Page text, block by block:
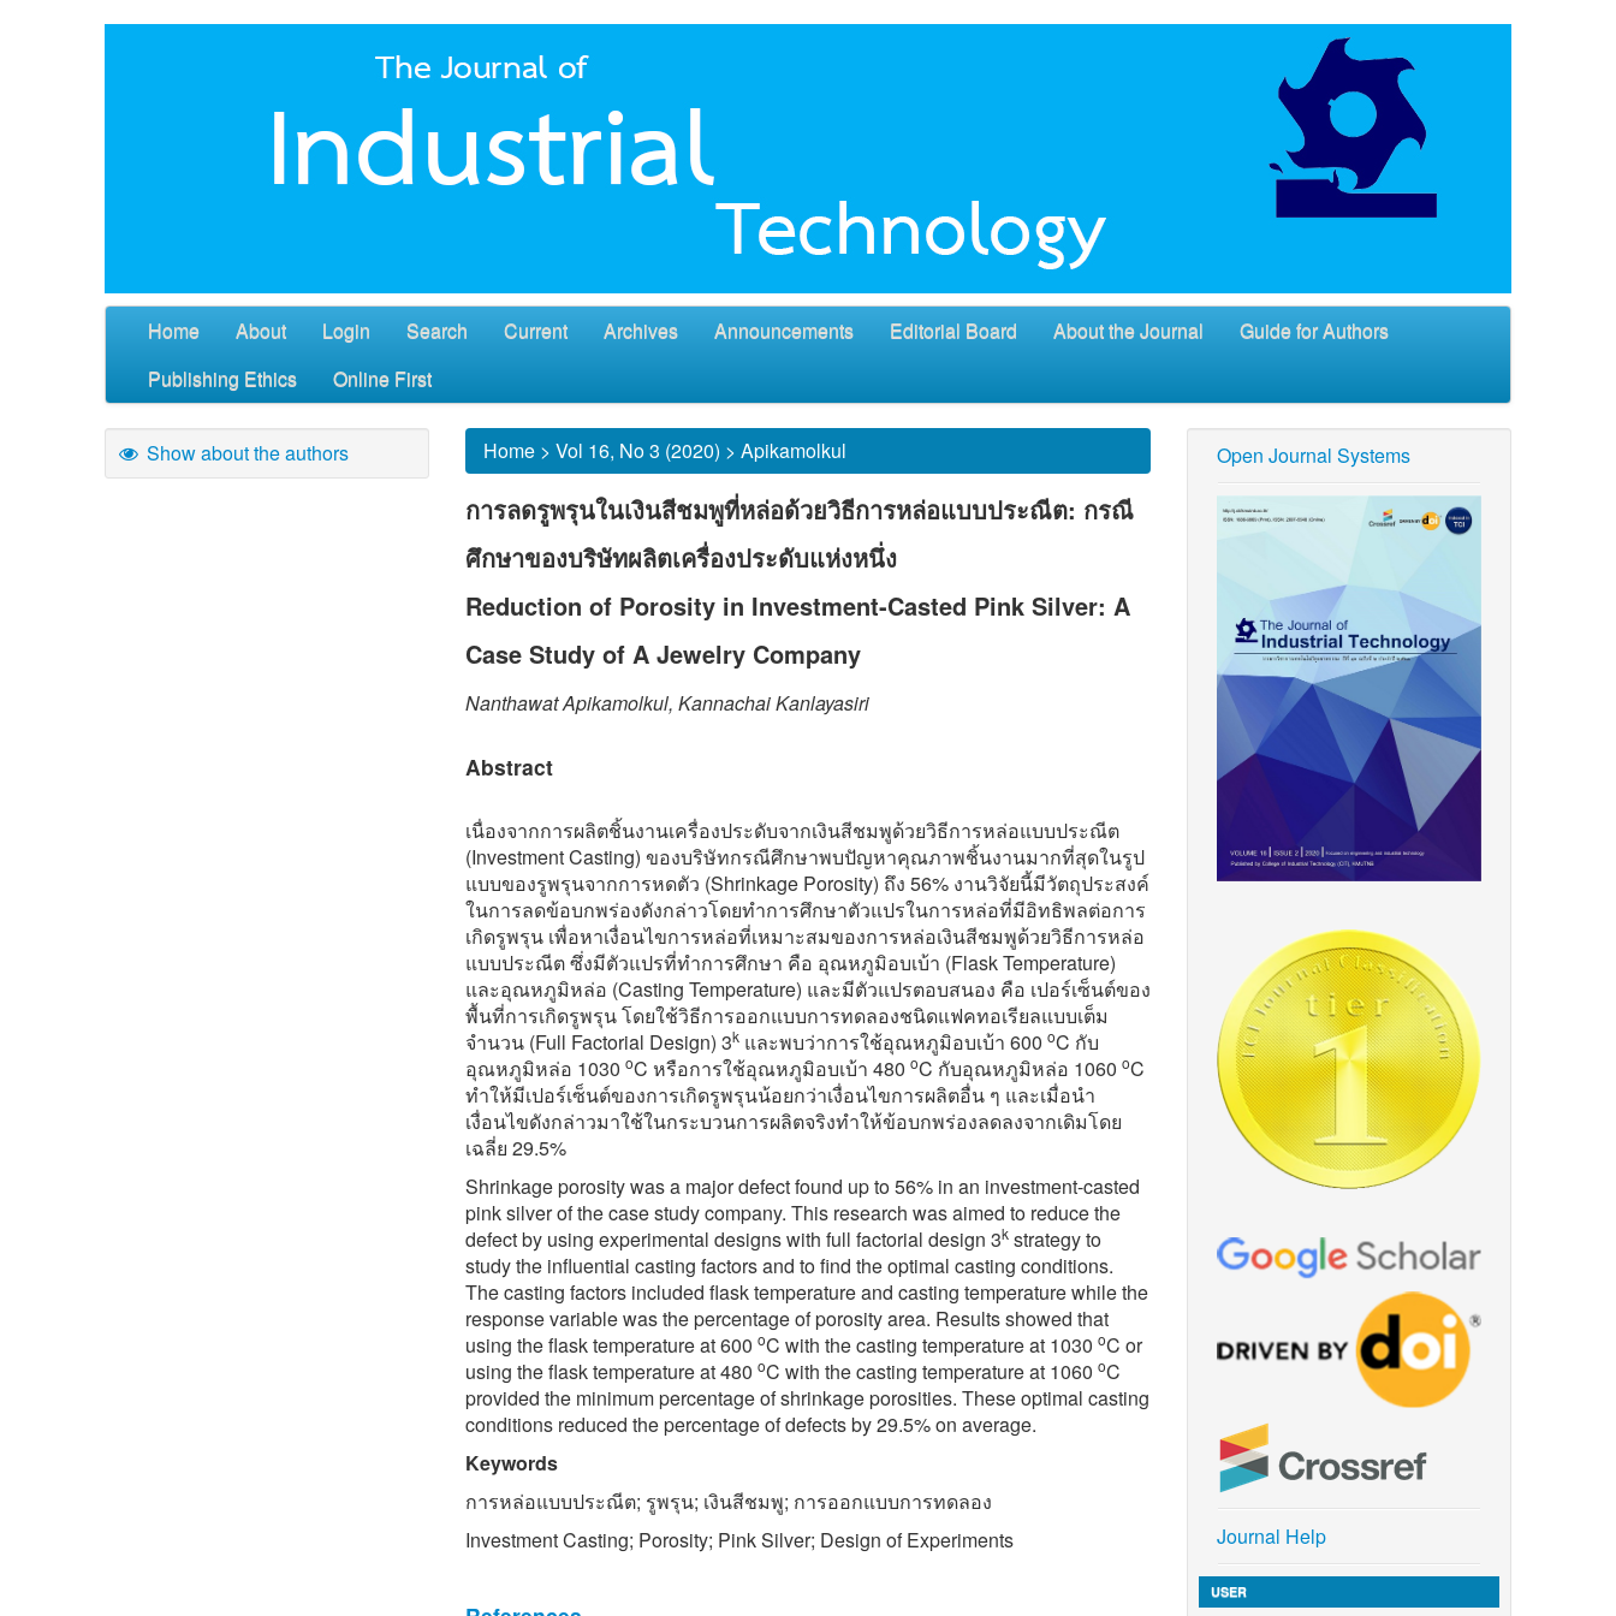
Home About Login Search Current Archives Announcements Editorial Board About the Journal
Guide for Authors
Publishing Ethics
Online First
Show about the authors Home > Vol 16, No 3 (2020) > Apikamolkul
การลดรูพรุนในเงินสีชมพูที่หล่อด้วยวิธีการหล่อแบบประณีต: กรณี
ศึกษาของบริษัทผลิตเครื่องประดับแห่งหนึ่ง
Reduction of Porosity in Investment-Casted Pink Silver: A
Case Study of A Jewelry Company
Nanthawat Apikamolkul, Kannachai Kanlayasiri
Abstract
เนื่องจากการผลิตชิ้นงานเครื่องประดับจากเงินสีชมพูด้วยวิธีการหล่อแบบประณีต
(Investment Casting) ของบริษัทกรณีศึกษาพบปัญหาคุณภาพชิ้นงานมากที่สุดในรูป
แบบของรูพรุนจากการหดตัว (Shrinkage Porosity) ถึง 56% งานวิจัยนี้มีวัตถุประสงค์
ในการลดข้อบกพร่องดังกล่าวโดยทำการศึกษาตัวแปรในการหล่อที่มีอิทธิพลต่อการ
เกิดรูพรุน เพื่อหาเงื่อนไขการหล่อที่เหมาะสมของการหล่อเงินสีชมพูด้วยวิธีการหล่อ
แบบประณีต ซึ่งมีตัวแปรที่ทำการศึกษา คือ อุณหภูมิอบเบ้า (Flask Temperature)
และอุณหภูมิหล่อ (Casting Temperature) และมีตัวแปรตอบสนอง คือ เปอร์เซ็นต์ของ
พื้นที่การเกิดรูพรุน โดยใช้วิธีการออกแบบการทดลองชนิดแฟคทอเรียลแบบเต็ม
จำนวน (Full Factorial Design) 3k และพบว่าการใช้อุณหภูมิอบเบ้า 600 oC กับ
อุณหภูมิหล่อ 1030 oC หรือการใช้อุณหภูมิอบเบ้า 480 oC กับอุณหภูมิหล่อ 1060 oC
ทำให้มีเปอร์เซ็นต์ของการเกิดรูพรุนน้อยกว่าเงื่อนไขการผลิตอื่น ๆ และเมื่อนำ
เงื่อนไขดังกล่าวมาใช้ในกระบวนการผลิตจริงทำให้ข้อบกพร่องลดลงจากเดิมโดย
เฉลี่ย 29.5%
Shrinkage porosity was a major defect found up to 56% in an investment-casted
pink silver of the case study company. This research was aimed to reduce the
defect by using experimental designs with full factorial design 3k strategy to
study the influential casting factors and to find the optimal casting conditions.
The casting factors included flask temperature and casting temperature while the
response variable was the percentage of porosity area. Results showed that
using the flask temperature at 600 oC with the casting temperature at 1030 oC or
using the flask temperature at 480 oC with the casting temperature at 1060 oC
provided the minimum percentage of shrinkage porosities. These optimal casting
conditions reduced the percentage of defects by 29.5% on average.
Keywords
การหล่อแบบประณีต; รูพรุน; เงินสีชมพู; การออกแบบการทดลอง
Investment Casting; Porosity; Pink Silver; Design of Experiments
Open Journal Systems
Journal Help
USER